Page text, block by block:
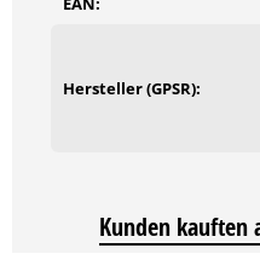
1 | 5 | 10 Liter
Hersteller (GPSR):
Kunden kauften